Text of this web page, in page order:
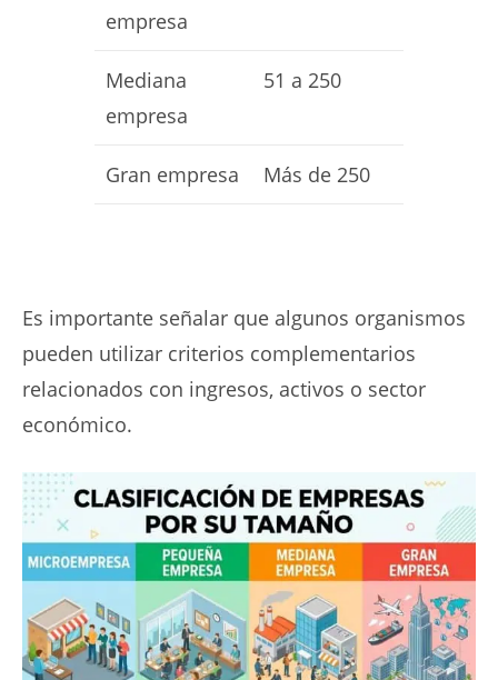
empresa
Mediana
empresa
51 a 250
Gran empresa Más de 250
Es importante señalar que algunos organismos
pueden utilizar criterios complementarios
relacionados con ingresos, activos o sector
económico.